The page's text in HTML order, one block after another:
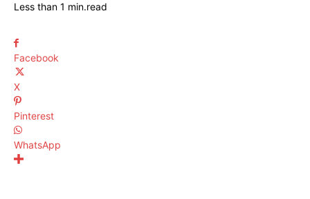
Less than 1 min.read
Facebook
X
Pinterest
WhatsApp